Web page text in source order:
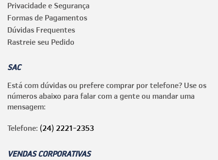
Privacidade e Segurança
Formas de Pagamentos
Dúvidas Frequentes
Rastreie seu Pedido
SAC
Está com dúvidas ou prefere comprar por telefone? Use os
números abaixo para falar com a gente ou mandar uma
mensagem:
Telefone: (24) 2221-2353
VENDAS CORPORATIVAS